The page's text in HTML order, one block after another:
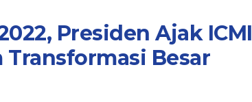
Presiden Ajak ICMI
Besar